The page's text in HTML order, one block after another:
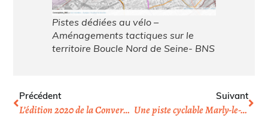
Pistes dédiées au vélo –
Aménagements tactiques sur le
territoire Boucle Nord de Seine- BNS
Précédent
L’édition 2020 de la Convergence est reportée !
Suivant
Une piste cyclable Marly-le-Roi La Défense et Port-Marly pour le déconfinement